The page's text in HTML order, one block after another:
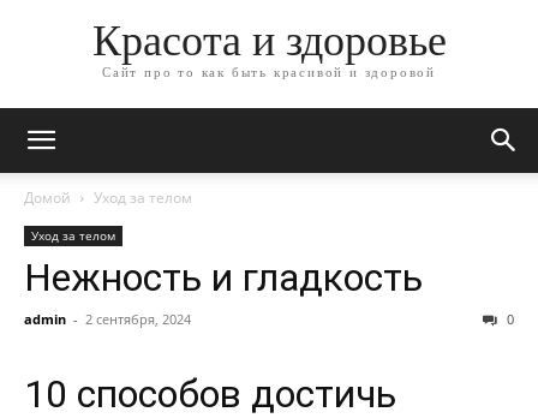
Красота и здоровье
Сайт про то как быть красивой и здоровой
Домой Уход за телом
Уход за телом
Нежность и гладкость
admin - 2 сентября, 2024 0
10 способов достичь